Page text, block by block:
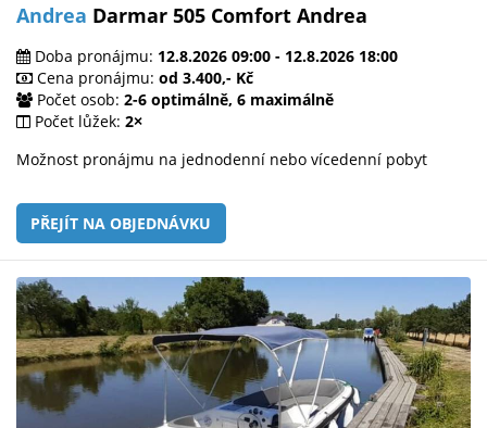
Andrea Darmar 505 Comfort Andrea
Doba pronájmu: 12.8.2026 09:00 - 12.8.2026 18:00
Cena pronájmu: od 3.400,- Kč
Počet osob: 2-6 optimálně, 6 maximálně
Počet lůžek: 2×
Možnost pronájmu na jednodenní nebo vícedenní pobyt
PŘEJÍT NA OBJEDNÁVKU